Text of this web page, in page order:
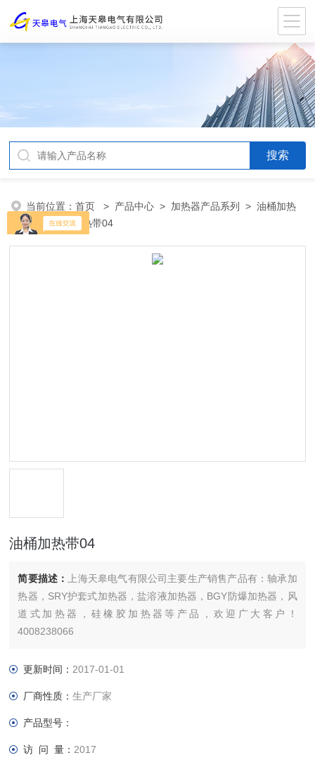
当前位置：首页 > 产品中心 > 加热器产品系列 >油桶加热
带
> 油桶加热带04
油桶加热带04
简要描述：
上海天皋电气有限公司主要生产销售产品有：轴承加
热器，SRY护套式加热器，盐溶液加热器，BGY防爆加热器，风
道式加热器，硅橡胶加热器等产品，欢迎广大客户！
4008238066
更新时间： 2017-01-01
厂商性质：生产厂家
产品型号：
访 问 量： 2017